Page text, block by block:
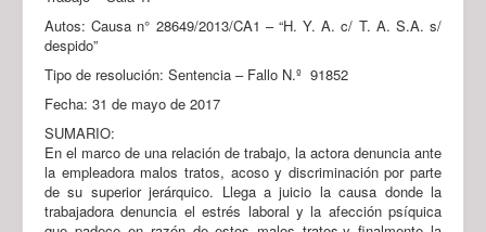
Autos: Causa n° 28649/2013/CA1 – “H. Y. A. c/ T. A. S.A. s/
despido”
Tipo de resolución: Sentencia – Fallo N.º 91852
Fecha: 31 de mayo de 2017
SUMARIO:
En el marco de una relación de trabajo, la actora denuncia ante
la empleadora malos tratos, acoso y discriminación por parte
de su superior jerárquico. Llega a juicio la causa donde la
trabajadora denuncia el estrés laboral y la afección psíquica